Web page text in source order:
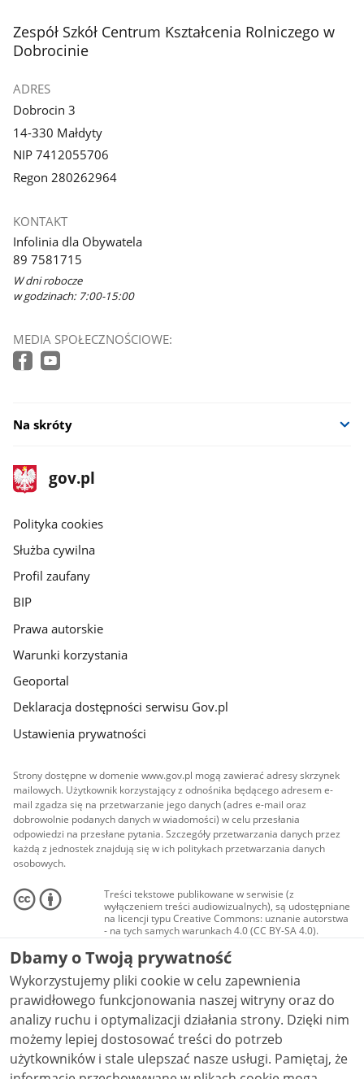
stopka
Zespół Szkół Centrum Kształcenia Rolniczego w
Dobrocinie
ADRES
Dobrocin 3
14-330 Małdyty
NIP 7412055706
Regon 280262964
KONTAKT
Infolinia dla Obywatela
89 7581715
W dni robocze
w godzinach: 7:00-15:00
MEDIA SPOŁECZNOŚCIOWE:
Na skróty
stopka
gov.pl
Strona
gov.pl
gov.pl
Polityka cookies
Służba cywilna
Profil zaufany
BIP
Prawa autorskie
Warunki korzystania
Geoportal
Deklaracja dostępności serwisu Gov.pl
Ustawienia prywatności
Strony dostępne w domenie www.gov.pl mogą zawierać adresy skrzynek
mailowych. Użytkownik korzystający z odnośnika będącego adresem e-
mail zgadza się na przetwarzanie jego danych (adres e-mail oraz
dobrowolnie podanych danych w wiadomości) w celu przesłania
odpowiedzi na przesłane pytania. Szczegóły przetwarzania danych przez
każdą z jednostek znajdują się w ich politykach przetwarzania danych
osobowych.
Treści tekstowe publikowane w serwisie (z
wyłączeniem treści audiowizualnych), są udostępniane
na licencji typu Creative Commons: uznanie autorstwa
- na tych samych warunkach 4.0 (CC BY-SA 4.0).
Materiały audiowizualne, w tym zdjęcia, materiały
audio i wideo, są udostępniane na licencji typu
Creative Commons: uznanie autorstwa użycie
niekomercyjne - bez utworów zależnych 4.0 (CC BY-
NC-ND 4.0), o ile nie jest to stwierdzone inaczej.
Dbamy o Twoją prywatność
Wykorzystujemy pliki cookie w celu zapewnienia
prawidłowego funkcjonowania naszej witryny oraz do
analizy ruchu i optymalizacji działania strony. Dzięki nim
możemy lepiej dostosować treści do potrzeb
użytkowników i stale ulepszać nasze usługi. Pamiętaj, że